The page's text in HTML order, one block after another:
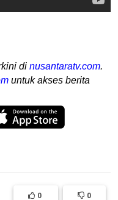
di nusantaratv.com.
untuk akses berita
0 0